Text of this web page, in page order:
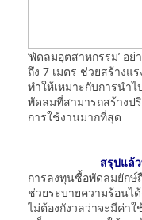
‘พัดลมอุตสาหกรรม’ อ
ถึง 7 เมตร ช่วยสร้างแ
ทำให้เหมาะกับการนำ
พัดลมที่สามารถสร้างป
การใช้งานมากที่สุด
สรุปแล้
การลงทุนซื้อพัดลมยักษ์
ช่วยระบายความร้อนไ
ไม่ต้องกังวลว่าจะมีค่า